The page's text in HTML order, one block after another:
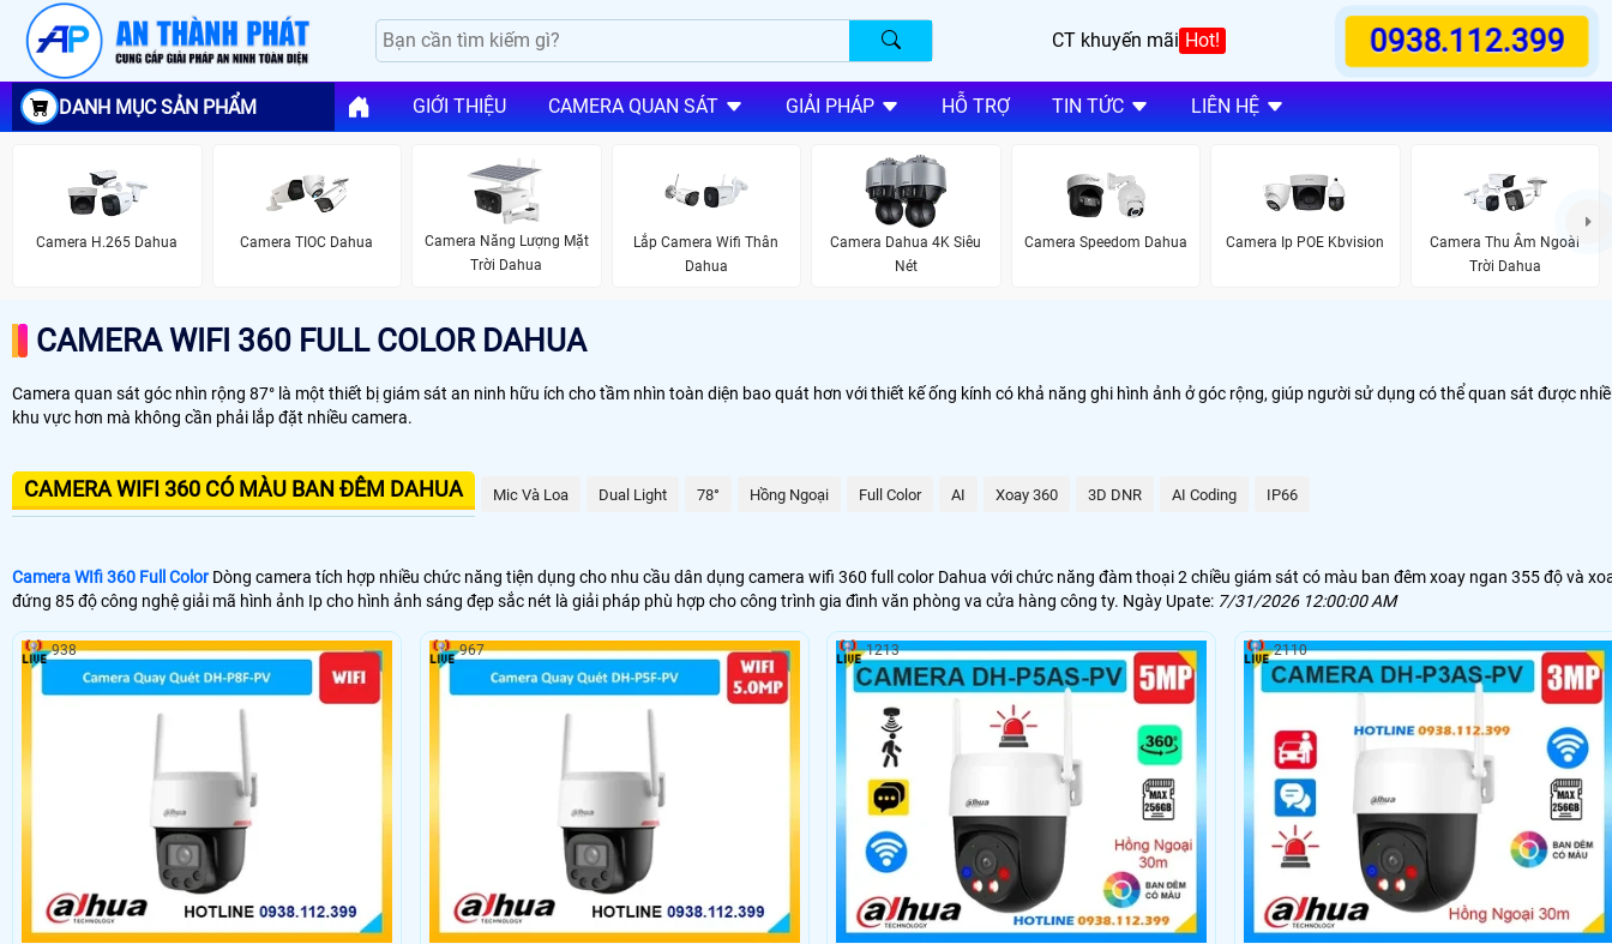
CT khuyến mãi Hot! 0938.112.399
DANH MỤC SẢN PHẨM GIỚI THIỆU CAMERA QUAN SÁT GIẢI PHÁP HỖ TRỢ TIN TỨC LIÊN HỆ
Camera H.265 Dahua Camera TIOC Dahua
Camera Năng Lượng Mặt
Trời Dahua
Lắp Camera Wifi Thân
Dahua
Camera Dahua 4K Siêu
Nét
Camera Speedom Dahua Camera Ip POE Kbvision
Camera Thu Âm Ngoài
Trời Dahua
CAMERA WIFI 360 FULL COLOR DAHUA
Camera quan sát góc nhìn rộng 87° là một thiết bị giám sát an ninh hữu ích cho tầm nhìn toàn diện bao quát hơn với thiết kế ống kính có khả năng ghi hình ảnh ở góc rộng, giúp người sử dụng có thể quan sát được
khu vực hơn mà không cần phải lắp đặt nhiều camera.
CAMERA WIFI 360 CÓ MÀU BAN ĐÊM DAHUA Mic Và Loa Dual Light 78° Hồng Ngoại Full Color AI Xoay 360 3D DNR AI Coding IP66
Camera WIfi 360 Full Color Dòng camera tích hợp nhiều chức năng tiện dụng cho nhu cầu dân dụng camera wifi 360 full color Dahua với chức năng đàm thoại 2 chiều giám sát có màu ban đêm xoay ngan 355 độ và
đứng 85 độ công nghệ giải mã hình ảnh Ip cho hình ảnh sáng đẹp sắc nét là giải pháp phù hợp cho công trình gia đình văn phòng va cửa hàng công ty. Ngày Upate: 7/31/2026 12:00:00 AM
938 967 1213 2110